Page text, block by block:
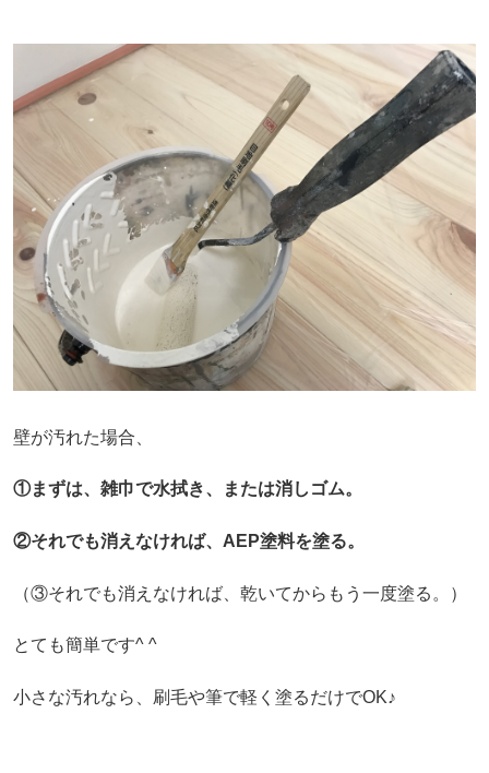
壁が汚れた場合、
①まずは、雑巾で水拭き、または消しゴム。
②それでも消えなければ、AEP塗料を塗る。
（③それでも消えなければ、乾いてからもう一度塗る。）
とても簡単です^ ^
小さな汚れなら、刷毛や筆で軽く塗るだけでOK♪